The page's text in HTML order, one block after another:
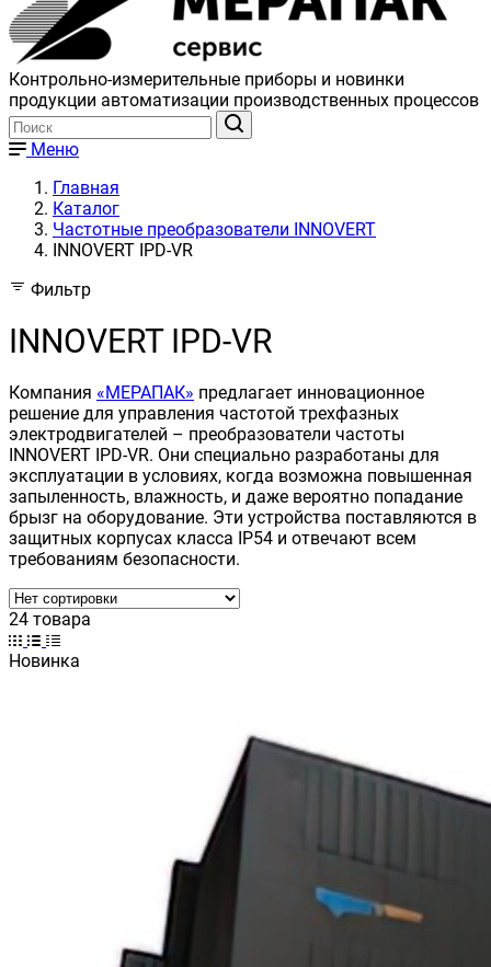
Контрольно-измерительные приборы и новинки
продукции автоматизации производственных процессов
Меню
Главная
Каталог
Частотные преобразователи INNOVERT
INNOVERT IРD-VR
Фильтр
INNOVERT IРD-VR
Компания «МЕРАПАК» предлагает инновационное
решение для управления частотой трехфазных
электродвигателей – преобразователи частоты
INNOVERT IPD-VR. Они специально разработаны для
эксплуатации в условиях, когда возможна повышенная
запыленность, влажность, и даже вероятно попадание
брызг на оборудование. Эти устройства поставляются в
защитных корпусах класса IP54 и отвечают всем
требованиям безопасности.
24 товара
Новинка